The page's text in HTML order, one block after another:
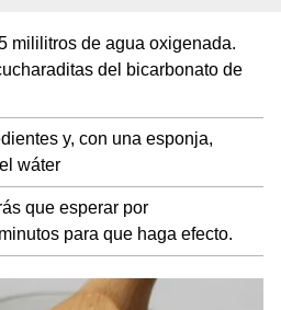
mililitros de agua oxigenada.
del bicarbonato de
y, con una esponja,
wáter
que esperar por
para que haga efecto.